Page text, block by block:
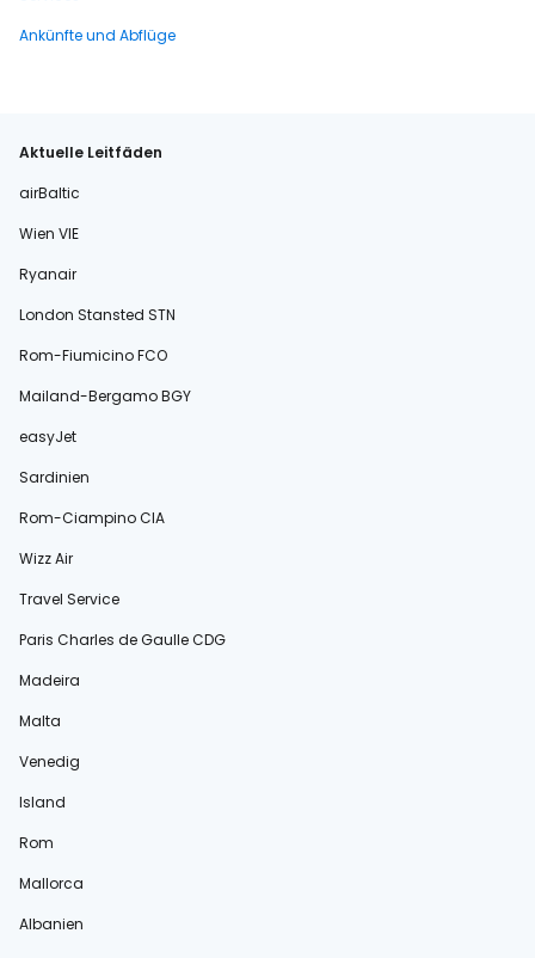
Ankünfte und Abflüge
Aktuelle Leitfäden
airBaltic
Wien VIE
Ryanair
London Stansted STN
Rom-Fiumicino FCO
Mailand-Bergamo BGY
easyJet
Sardinien
Rom-Ciampino CIA
Wizz Air
Travel Service
Paris Charles de Gaulle CDG
Madeira
Malta
Venedig
Island
Rom
Mallorca
Albanien